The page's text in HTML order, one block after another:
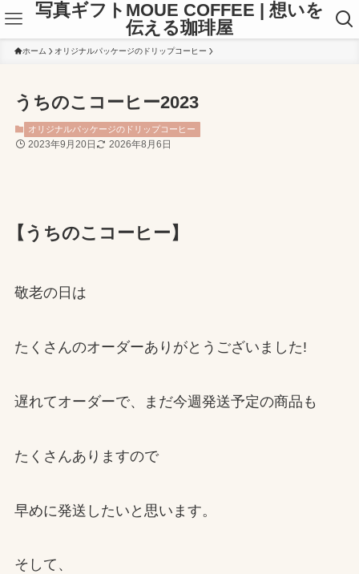
写真ギフトMOUE COFFEE | 想いを
伝える珈琲屋
ホーム オリジナルパッケージのドリップコーヒー
うちのこコーヒー2023
オリジナルパッケージのドリップコーヒー
2023年9月20日 2026年8月6日
【うちのこコーヒー】
敬老の日は
たくさんのオーダーありがとうございました!
遅れてオーダーで、まだ今週発送予定の商品も
たくさんありますので
早めに発送したいと思います。
そして、